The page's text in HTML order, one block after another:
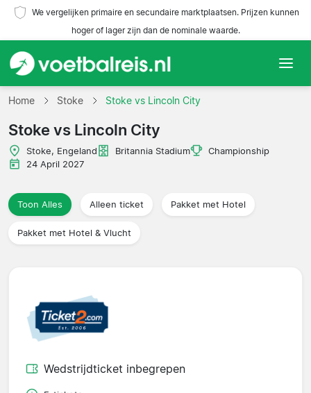
We vergelijken primaire en secundaire marktplaatsen. Prijzen kunnen
hoger of lager zijn dan de nominale waarde.
Home
Teams
Competities
Reisorganisaties
Home Stoke Stoke vs Lincoln City
Stoke vs Lincoln City
Stoke, Engeland Britannia Stadium
Championship
24 April 2027
Toon Alles Alleen ticket Pakket met Hotel
Pakket met Hotel & Vlucht
Wedstrijdticket inbegrepen